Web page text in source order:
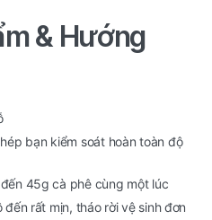
& Hướng
bạn kiểm soát hoàn toàn độ
45g cà phê cùng một lúc
rất mịn, tháo rời vệ sinh đơn